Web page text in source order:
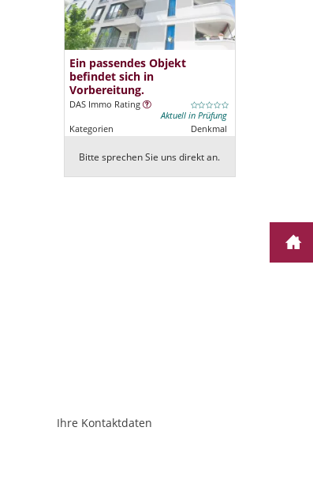
Ein passendes Objekt
befindet sich in
Vorbereitung.
DAS Immo Rating
Aktuell in Prüfung
Kategorien
Denkmal
Bitte sprechen Sie uns direkt an.
ObjektPlatzhalter
URL
Ihre Kontaktdaten